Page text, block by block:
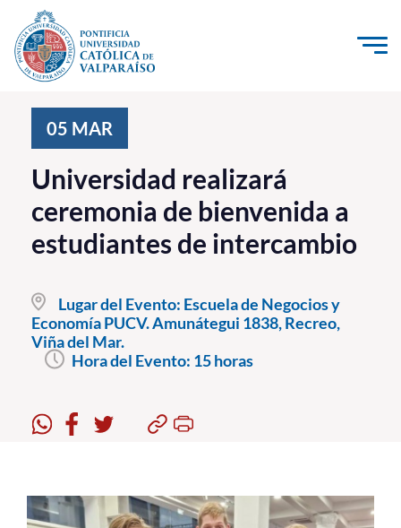
Click acá para ir directamente al contenido
Investigación, Creación e Innovación
PUCV Internacional
Vinculación con el Medio
Pregrado
Postgrado
Funcionarios
05 MAR
Universidad realizará
ceremonia de bienvenida a
estudiantes de intercambio
Lugar del Evento: Escuela de Negocios y
Economía PUCV. Amunátegui 1838, Recreo,
Viña del Mar.
Hora del Evento: 15 horas